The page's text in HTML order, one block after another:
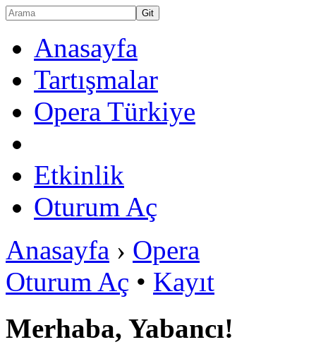
Anasayfa
Tartışmalar
Opera Türkiye
Etkinlik
Oturum Aç
Anasayfa › Opera
Oturum Aç • Kayıt
Merhaba, Yabancı!